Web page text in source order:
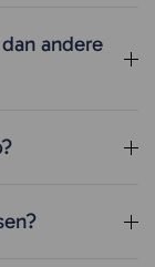
andere